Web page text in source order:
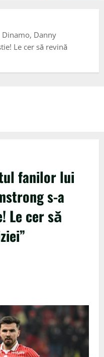
Danny
Le cer să revină
fanilor lui
s-a
Le cer să